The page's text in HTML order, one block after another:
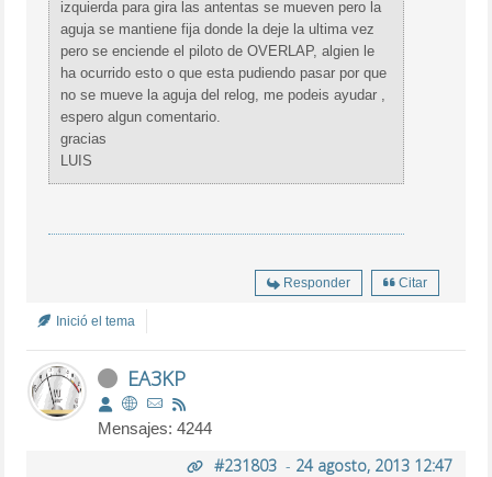
izquierda para gira las antentas se mueven pero la
aguja se mantiene fija donde la deje la ultima vez
pero se enciende el piloto de OVERLAP, algien le
ha ocurrido esto o que esta pudiendo pasar por que
no se mueve la aguja del relog, me podeis ayudar ,
espero algun comentario.
gracias
LUIS
Responder Citar
Inició el tema
EA3KP
Mensajes: 4244
#231803- 24 agosto, 2013 12:47